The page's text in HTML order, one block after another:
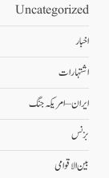
Uncategorized
اخبار
اشتہارات
ایران – امریکہ جنگ
بزنس
بین الاقوامی